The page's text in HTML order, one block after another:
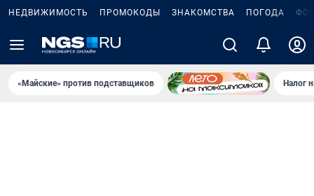
НЕДВИЖИМОСТЬ ПРОМОКОДЫ ЗНАКОМСТВА ПОГОДА
«Майские» против подставщиков Налог